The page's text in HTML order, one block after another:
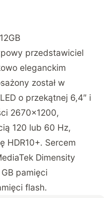
przedstawiciel
eleganckim
został w
o przekątnej 6,4″ i
2670×1200,
120 lub 60 Hz,
HDR10+. Sercem
Dimensity
pamięci
flash.